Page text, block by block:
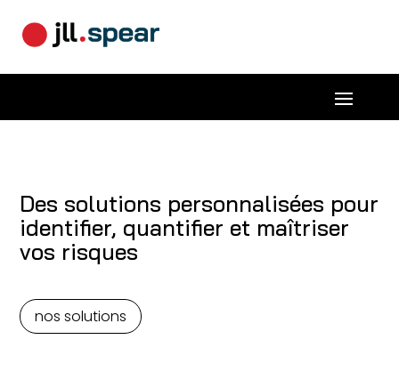
Des solutions personnalisées pour
identifier, quantifier et maîtriser
vos risques
nos solutions